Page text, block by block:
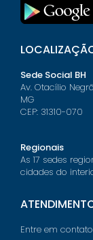
Sede Social BH
Av. Otacílio
MG
CEP: 31310-070
Regionais
As 17 sedes
cidades do
Entre em